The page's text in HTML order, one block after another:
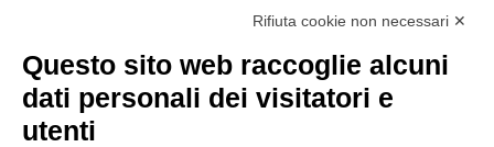
Informativa Privacy
Ufficio Relazioni con il Pubblico
Dichiarazione di accessibilità
Obiettivi di accessibilità
Rifiuta cookie non necessari ✕
Questo sito web raccoglie alcuni
dati personali dei visitatori e
utenti